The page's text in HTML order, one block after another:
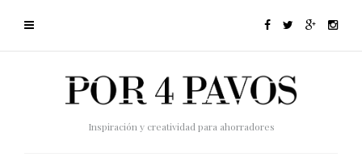
Inspiración y creatividad para ahorradores